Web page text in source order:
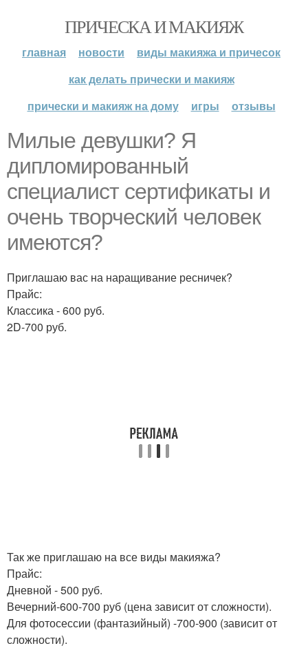
ПРИЧЕСКА И МАКИЯЖ
главная новости
виды макияжа и причесок
как делать прически и макияж
прически и макияж на дому
игры отзывы
Милые девушки? Я
дипломированный
специалист сертификаты и
очень творческий человек
имеются?
Приглашаю вас на наращивание ресничек?
Прайс:
Классика - 600 руб.
2D-700 руб.
Так же приглашаю на все виды макияжа?
Прайс:
Дневной - 500 руб.
Вечерний-600-700 руб (цена зависит от сложности).
Для фотосессии (фантазийный) -700-900 (зависит от
сложности).